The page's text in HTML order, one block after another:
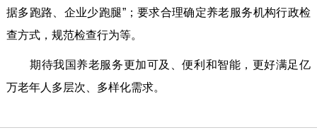
据多跑路、企业少跑腿”；要求合理确定养老服务机构行政检
查方式，规范检查行为等。
期待我国养老服务更加可及、便利和智能，更好满足亿
万老年人多层次、多样化需求。